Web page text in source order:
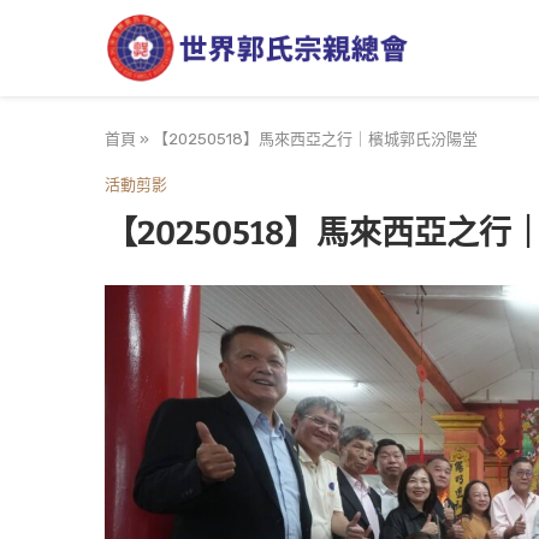
首頁 » 【20250518】馬來西亞之行｜檳城郭氏汾陽堂
活動剪影
【20250518】馬來西亞之行